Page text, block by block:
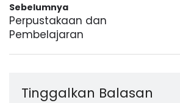
Sebelumnya
Perpustakaan dan
Pembelajaran
Tinggalkan Balasan